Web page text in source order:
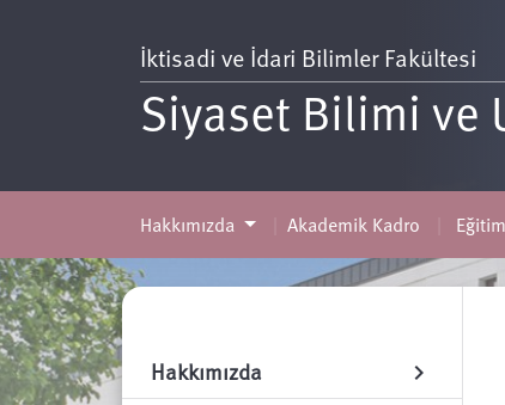
İktisadi ve İdari Bilimler Fakültesi
Siyaset Bilimi ve
Hakkımızda Akademik Kadro Eğitim
Hakkımızda chevron_right